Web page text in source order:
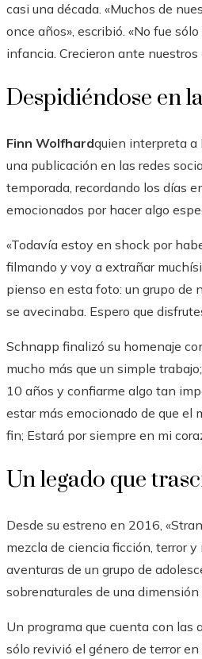
casi una década. «Muchos de
once años», escribió. «No fue
infancia. Crecieron ante
Despidiéndose en
Finn Wolfhardquien interpreta a
una publicación en las redes
temporada, recordando los días
emocionados por hacer algo
«Todavía estoy en shock por
filmando y voy a extrañar
pienso en esta foto: un grupo de
se avecinaba. Espero que
Schnapp finalizó su homenaje
mucho más que un simple
10 años y confiarme algo tan
estar más emocionado de que el
fin; Estará por siempre en mi
Un legado que
Desde su estreno en 2016,
mezcla de ciencia ficción, terror
aventuras de un grupo de
sobrenaturales de una
Un programa que cuenta con las
sólo revivió el género de terror